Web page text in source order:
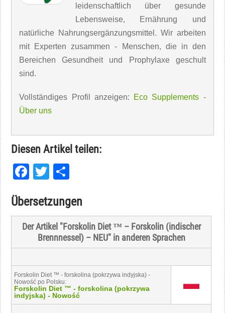
leidenschaftlich über gesunde
Lebensweise, Ernährung und
natürliche Nahrungsergänzungsmittel. Wir arbeiten
mit Experten zusammen - Menschen, die in den
Bereichen Gesundheit und Prophylaxe geschult
sind.
Vollständiges Profil anzeigen:
Eco Supplements -
Über uns
Diesen Artikel teilen:
Facebook
Twitter
Übersetzungen
Der Artikel "Forskolin Diet ™ – Forskolin (indischer
Brennnessel) – NEU" in anderen Sprachen
Forskolin Diet ™ - forskolina (pokrzywa indyjska) -
Nowość po Polsku:
Forskolin Diet ™ - forskolina (pokrzywa
indyjska) - Nowość